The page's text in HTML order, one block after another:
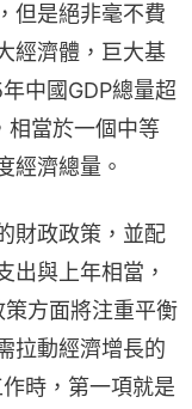
但是絕非毫不費
經濟體，巨大基
中國GDP總量超
相當於一個中等
經濟總量。
財政政策，並配
出與上年相當，
方面將注重平衡
拉動經濟增長的
時，第一項就是